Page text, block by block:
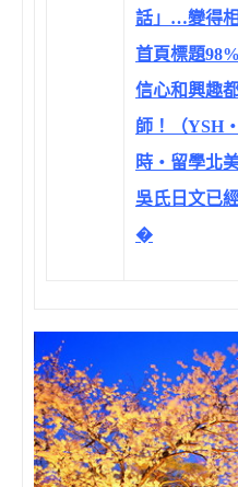
話」…變得相
首頁標題
信心和興趣
師！（
時‧留學北
吳氏日文已
�